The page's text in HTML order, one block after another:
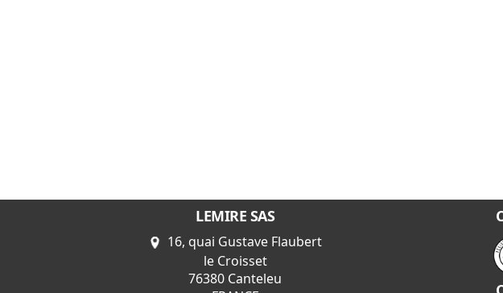
LEMIRE SAS
16, quai Gustave Flaubert
le Croisset
76380 Canteleu